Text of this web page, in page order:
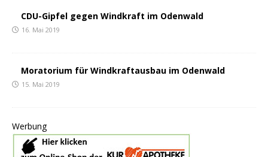
CDU-Gipfel gegen Windkraft im Odenwald
16. Mai 2019
Moratorium für Windkraftausbau im Odenwald
15. Mai 2019
Werbung